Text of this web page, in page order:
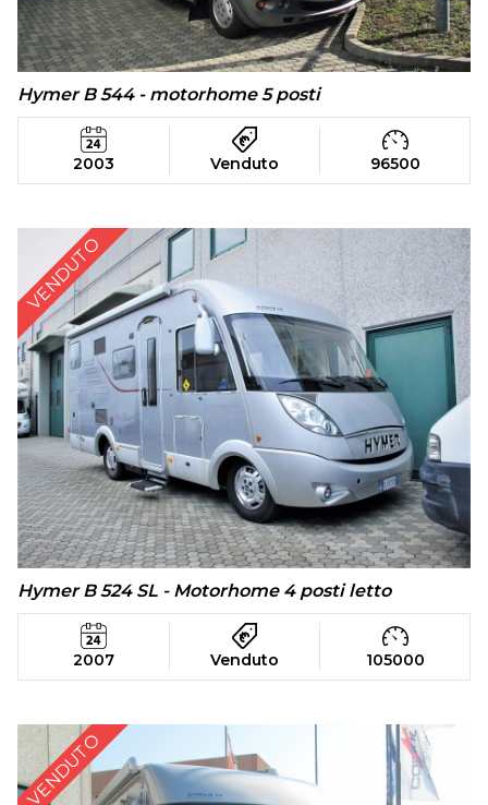
Hymer B 544 - motorhome 5 posti
2003 Venduto 96500
VENDUTO
Hymer B 524 SL - Motorhome 4 posti letto
2007 Venduto 105000
VENDUTO